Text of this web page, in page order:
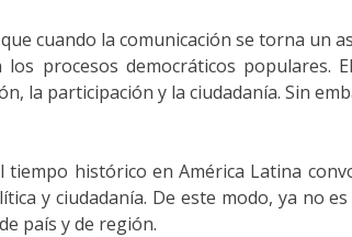
cuando la comunicación se torna un
procesos democráticos
la participación y la ciudadanía. Sin
tiempo histórico en América Latina
y ciudadanía. De este modo, ya no
país y de región.